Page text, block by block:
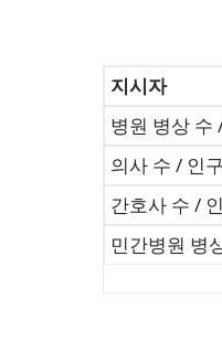
지시자
병원 병상 수
의사 수 / 인
간호사 수 /
민간병원 병